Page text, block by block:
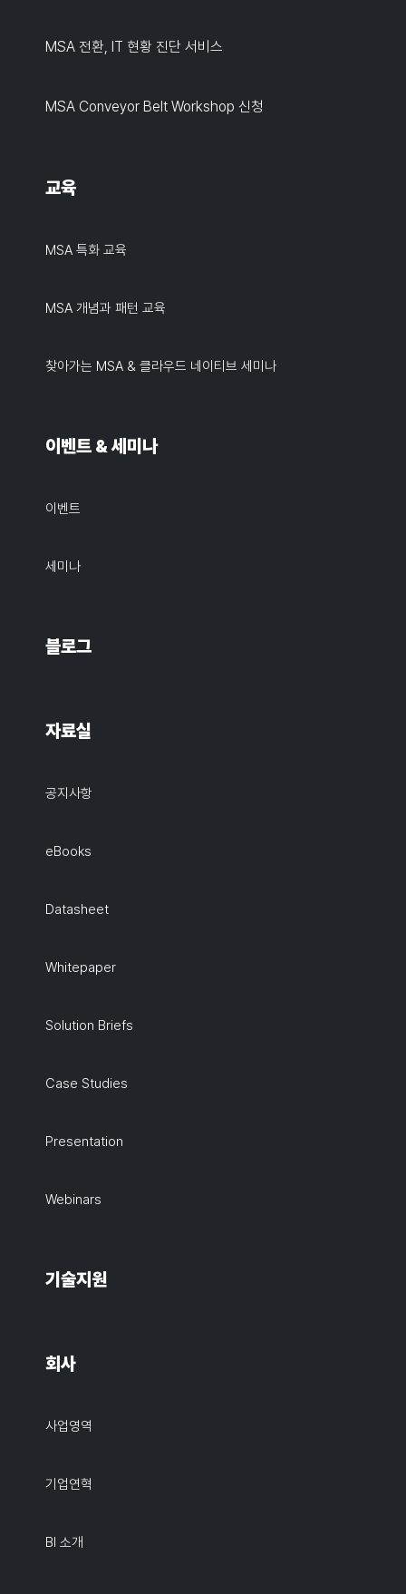
MSA 전환, IT 현황 진단 서비스
MSA Conveyor Belt Workshop 신청
교육
MSA 특화 교육
MSA 개념과 패턴 교육
찾아가는 MSA & 클라우드 네이티브 세미나
이벤트 & 세미나
이벤트
세미나
블로그
자료실
공지사항
eBooks
Datasheet
Whitepaper
Solution Briefs
Case Studies
Presentation
Webinars
기술지원
회사
사업영역
기업연혁
BI 소개